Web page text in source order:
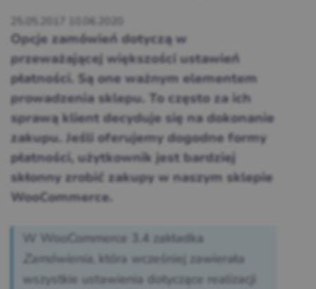
10.06.2020
Opcje zamówień dotyczą w
przeważającej większości ustawień
płatności. Są one ważnym elementem
prowadzenia sklepu. To często za ich
sprawą klient decyduje się na dokonanie
zakupu. Jeśli oferujemy dogodne formy
płatności, użytkownik jest bardziej
skłonny zrobić zakupy w naszym sklepie
WooCommerce.
W WooCommerce 3.4 zakładka
Zamówienia , która wcześniej zawierała
wszystkie ustawienia dotyczące realizacji